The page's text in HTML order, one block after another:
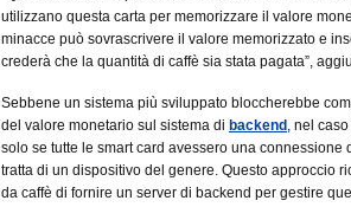
utilizzano questa carta per memorizzare il valore
minacce può sovrascrivere il valore memorizzato e
crederà che la quantità di caffè sia stata pagata”,
Sebbene un sistema più sviluppato bloccherebbe
del valore monetario sul sistema di backend , nel
solo se tutte le smart card avessero una
tratta di un dispositivo del genere. Questo approccio
da caffè di fornire un server di backend per gestire